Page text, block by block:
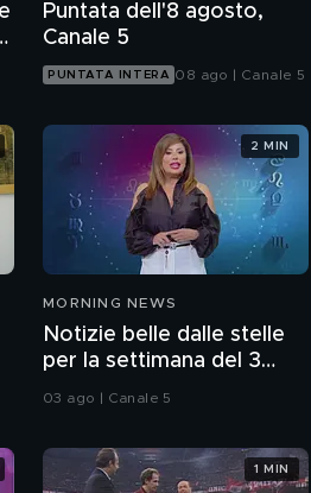
Puntata dell'8 agosto,
Canale 5
PUNTATA INTERA 08 ago | Canale 5
MORNING NEWS
Notizie belle dalle stelle
per la settimana del 3
agosto
03 ago | Canale 5
2 MIN
1 MIN